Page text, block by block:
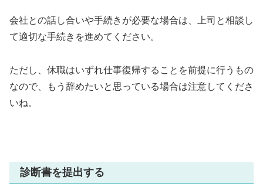
会社との話し合いや手続きが必要な場合は、上司と相談し
て適切な手続きを進めてください。
ただし、休職はいずれ仕事復帰することを前提に行うもの
なので、もう辞めたいと思っている場合は注意してくださ
いね。
診断書を提出する